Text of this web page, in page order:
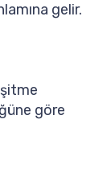
gelir.
göre